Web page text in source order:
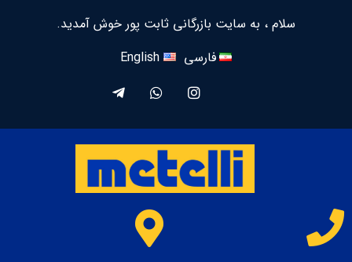
سلام ، به سایت بازرگانی ثابت پور خوش آمدید.
فارسی
English